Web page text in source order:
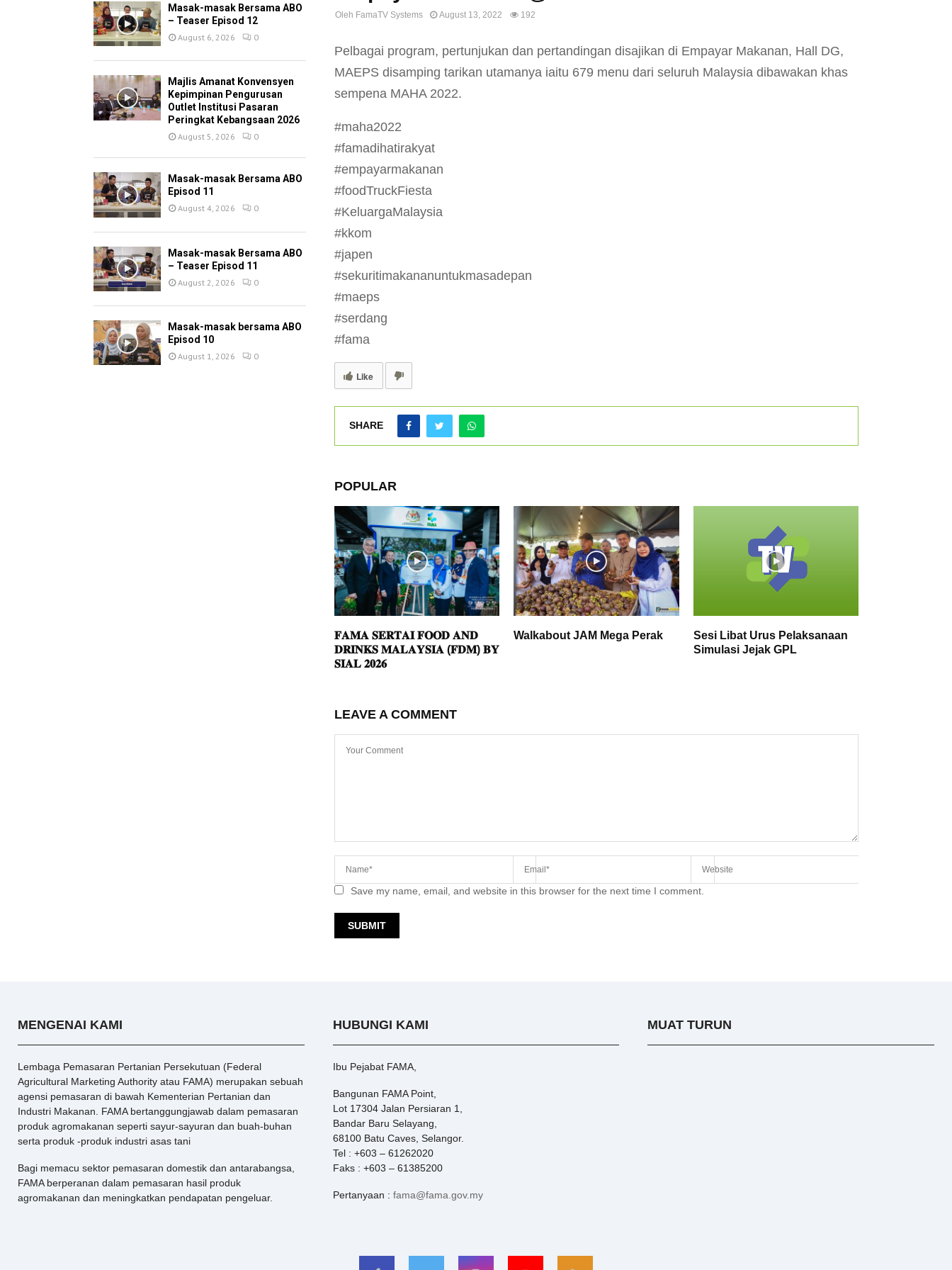
Oleh FamaTV Systems August 13, 2022 192
Pelbagai program, pertunjukan dan pertandingan disajikan di Empayar Makanan, Hall DG,
MAEPS disamping tarikan utamanya iaitu 679 menu dari seluruh Malaysia dibawakan khas
sempena MAHA 2022.
#maha2022
#famadihatirakyat
#empayarmakanan
#foodTruckFiesta
#KeluargaMalaysia
#kkom
#japen
#sekuritimakananuntukmasadepan
#maeps
#serdang
#fama
Like
SHARE
POPULAR
𝐅𝐀𝐌𝐀 𝐒𝐄𝐑𝐓𝐀𝐈 𝐅𝐎𝐎𝐃 𝐀𝐍𝐃
𝐃𝐑𝐈𝐍𝐊𝐒 𝐌𝐀𝐋𝐀𝐘𝐒𝐈𝐀 (𝐅𝐃𝐌) 𝐁𝐘
𝐒𝐈𝐀𝐋 𝟐𝟎𝟐𝟔
Walkabout JAM Mega Perak
Sesi Libat Urus Pelaksanaan
Simulasi Jejak GPL
LEAVE A COMMENT
Save my name, email, and website in this browser for the next time I comment.
Masak-masak Bersama ABO
– Teaser Episod 12
August 6, 2026 0
Majlis Amanat Konvensyen
Kepimpinan Pengurusan
Outlet Institusi Pasaran
Peringkat Kebangsaan 2026
August 5, 2026 0
Masak-masak Bersama ABO
Episod 11
August 4, 2026 0
Masak-masak Bersama ABO
– Teaser Episod 11
August 2, 2026 0
Masak-masak bersama ABO
Episod 10
August 1, 2026 0
MENGENAI KAMI
Lembaga Pemasaran Pertanian Persekutuan (Federal
Agricultural Marketing Authority atau FAMA) merupakan sebuah
agensi pemasaran di bawah Kementerian Pertanian dan
Industri Makanan. FAMA bertanggungjawab dalam pemasaran
produk agromakanan seperti sayur-sayuran dan buah-buhan
serta produk -produk industri asas tani
Bagi memacu sektor pemasaran domestik dan antarabangsa,
FAMA berperanan dalam pemasaran hasil produk
agromakanan dan meningkatkan pendapatan pengeluar.
HUBUNGI KAMI
Ibu Pejabat FAMA,
Bangunan FAMA Point,
Lot 17304 Jalan Persiaran 1,
Bandar Baru Selayang,
68100 Batu Caves, Selangor.
Tel : +603 – 61262020
Faks : +603 – 61385200
Pertanyaan : fama@fama.gov.my
MUAT TURUN